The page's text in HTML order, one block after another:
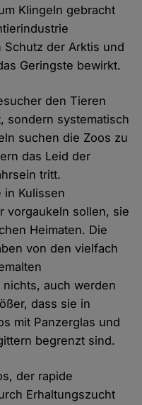
Klingeln gebracht
der Arktis und
Geringste bewirkt.
den Tieren
sondern systematisch
suchen die Zoos zu
das Leid der
tritt.
in Kulissen
vorgaukeln sollen, sie
Heimaten. Die
von den vielfach
auch werden
dass sie in
mit Panzerglas und
begrenzt sind.
der rapide
Erhaltungszucht